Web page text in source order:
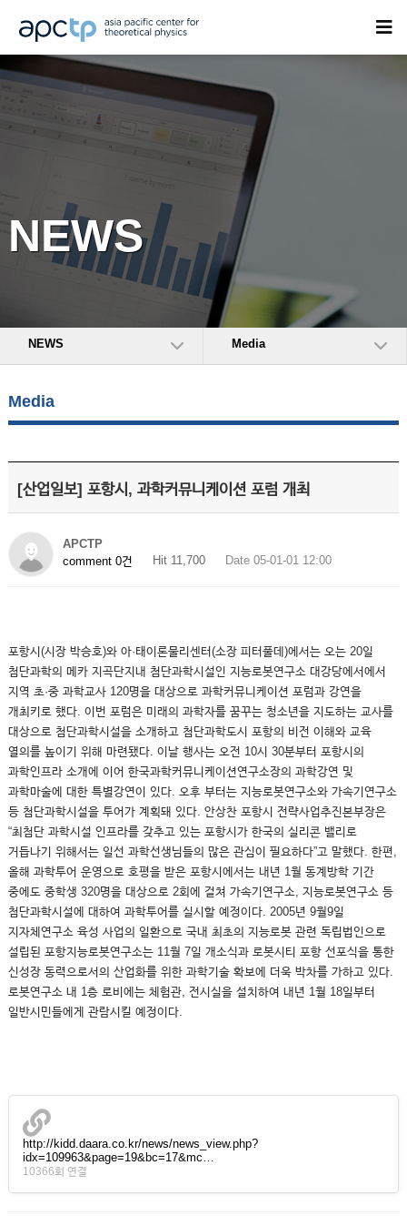
NEWS
NEWS Media
Media
[산업일보] 포항시, 과학커뮤니케이션 포럼 개최
APCTP
comment 0건
Hit 11,700 Date 05-01-01 12:00
포항시(시장 박승호)와 아·태이론물리센터(소장 피터풀데)에서는 오는 20일
첨단과학의 메카 지곡단지내 첨단과학시설인 지능로봇연구소 대강당에서에서
지역 초·중 과학교사 120명을 대상으로 과학커뮤니케이션 포럼과 강연을
개최키로 했다. 이번 포럼은 미래의 과학자를 꿈꾸는 청소년을 지도하는 교사를
대상으로 첨단과학시설을 소개하고 첨단과학도시 포항의 비전 이해와 교육
열의를 높이기 위해 마련됐다. 이날 행사는 오전 10시 30분부터 포항시의
과학인프라 소개에 이어 한국과학커뮤니케이션연구소장의 과학강연 및
과학마술에 대한 특별강연이 있다. 오후 부터는 지능로봇연구소와 가속기연구소
등 첨단과학시설을 투어가 계획돼 있다. 안상찬 포항시 전략사업추진본부장은
“최첨단 과학시설 인프라를 갖추고 있는 포항시가 한국의 실리콘 밸리로
거듭나기 위해서는 일선 과학선생님들의 많은 관심이 필요하다”고 말했다. 한편,
올해 과학투어 운영으로 호평을 받은 포항시에서는 내년 1월 동계방학 기간
중에도 중학생 320명을 대상으로 2회에 걸쳐 가속기연구소, 지능로봇연구소 등
첨단과학시설에 대하여 과학투어를 실시할 예정이다. 2005년 9월9일
지자체연구소 육성 사업의 일환으로 국내 최초의 지능로봇 관련 독립법인으로
설립된 포항지능로봇연구소는 11월 7일 개소식과 로봇시티 포항 선포식을 통한
신성장 동력으로서의 산업화를 위한 과학기술 확보에 더욱 박차를 가하고 있다.
로봇연구소 내 1층 로비에는 체험관, 전시실을 설치하여 내년 1월 18일부터
일반시민들에게 관람시킬 예정이다.
http://kidd.daara.co.kr/news/news_view.php?
idx=109963&page=19&bc=17&mc…
10366회 연결